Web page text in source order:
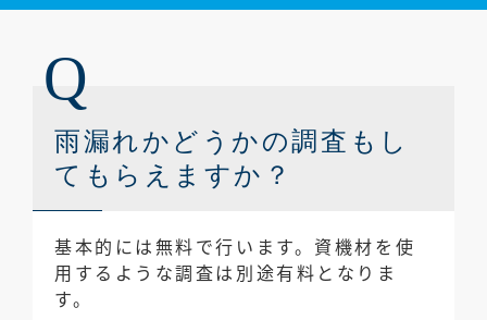
ご相談から
FLOW
会社案内
会社案内
よくあるご質問
よくあるご
質問
FAQ
雨漏れかどうかの調査もし
てもらえますか？
基本的には無料で行います。資機材を使
用するような調査は別途有料となりま
す。